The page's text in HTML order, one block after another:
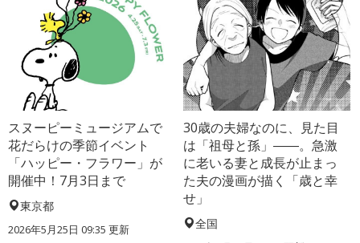
スヌーピーミュージアムで
花だらけの季節イベント
「ハッピー・フラワー」が
開催中！7月3日まで
東京都
2026年5月25日 09:35 更新
30歳の夫婦なのに、見た目
は「祖母と孫」――。急激
に老いる妻と成長が止まっ
た夫の漫画が描く「歳と幸
せ」
全国